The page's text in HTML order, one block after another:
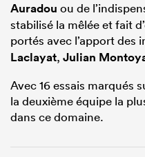
Auradou ou de
stabilisé la mêlée et fait
portés avec l’apport des
Laclayat, Julian
Avec 16 essais marqués
la deuxième équipe la
dans ce domaine.